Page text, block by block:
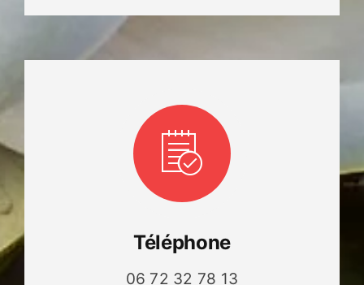
Téléphone
06 72 32 78 13